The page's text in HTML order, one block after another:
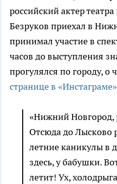
российский актер
Безруков приехал в
принимал участие в
часов до выступления
прогулялся по городу, о
странице в «Инстаграме»
«Нижний Новгород,
Отсюда до Лысково
летние каникулы в
здесь, у бабушки.
летит! Ух,